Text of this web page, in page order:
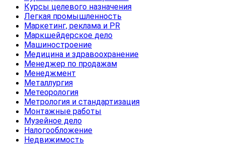
Курсы целевого назначения
Легкая промышленность
Маркетинг, реклама и PR
Маркшейдерское дело
Машиностроение
Медицина и здравоохранение
Менеджер по продажам
Менеджмент
Металлургия
Метеорология
Метрология и стандартизация
Монтажные работы
Музейное дело
Налогообложение
Недвижимость